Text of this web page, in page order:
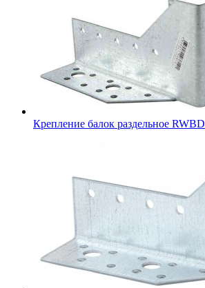
Крепление балок раздельное RWBD